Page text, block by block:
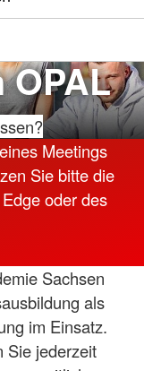
Meetings
Sie bitte die
oder des
Sachsen
als
im Einsatz.
Sie jederzeit